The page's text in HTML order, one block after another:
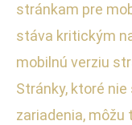
stránkam pre
stáva kritickým
mobilnú verziu
Stránky, ktoré
zariadenia,